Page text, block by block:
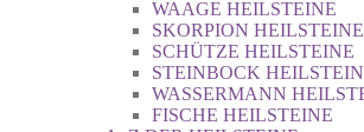
WAAGE HEILSTEINE
SKORPION HEILSTEINE
SCHÜTZE HEILSTEINE
STEINBOCK
WASSERMANN
FISCHE HEILSTEINE